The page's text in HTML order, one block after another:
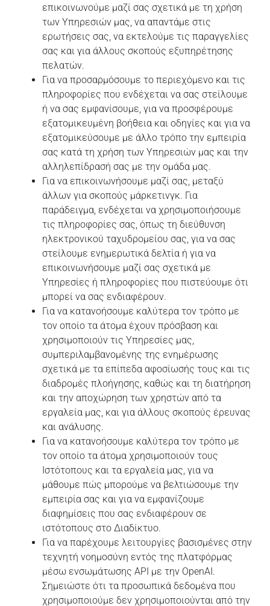
επικοινωνούμε μαζί σας σχετικά με τη χρήση
των Υπηρεσιών μας, να απαντάμε στις
ερωτήσεις σας, να εκτελούμε τις παραγγελίες
σας και για άλλους σκοπούς εξυπηρέτησης
πελατών.
Για να προσαρμόσουμε το περιεχόμενο και τις
πληροφορίες που ενδέχεται να σας στείλουμε
ή να σας εμφανίσουμε, για να προσφέρουμε
εξατομικευμένη βοήθεια και οδηγίες και για να
εξατομικεύσουμε με άλλο τρόπο την εμπειρία
σας κατά τη χρήση των Υπηρεσιών μας και την
αλληλεπίδρασή σας με την ομάδα μας.
Για να επικοινωνήσουμε μαζί σας, μεταξύ
άλλων για σκοπούς μάρκετινγκ. Για
παράδειγμα, ενδέχεται να χρησιμοποιήσουμε
τις πληροφορίες σας, όπως τη διεύθυνση
ηλεκτρονικού ταχυδρομείου σας, για να σας
στείλουμε ενημερωτικά δελτία ή για να
επικοινωνήσουμε μαζί σας σχετικά με
Υπηρεσίες ή πληροφορίες που πιστεύουμε ότι
μπορεί να σας ενδιαφέρουν.
Για να κατανοήσουμε καλύτερα τον τρόπο με
τον οποίο τα άτομα έχουν πρόσβαση και
χρησιμοποιούν τις Υπηρεσίες μας,
συμπεριλαμβανομένης της ενημέρωσης
σχετικά με τα επίπεδα αφοσίωσής τους και τις
διαδρομές πλοήγησης, καθώς και τη διατήρηση
και την αποχώρηση των χρηστών από τα
εργαλεία μας, και για άλλους σκοπούς έρευνας
και ανάλυσης.
Για να κατανοήσουμε καλύτερα τον τρόπο με
τον οποίο τα άτομα χρησιμοποιούν τους
Ιστότοπους και τα εργαλεία μας, για να
μάθουμε πώς μπορούμε να βελτιώσουμε την
εμπειρία σας και για να εμφανίζουμε
διαφημίσεις που σας ενδιαφέρουν σε
ιστότοπους στο Διαδίκτυο.
Για να παρέχουμε λειτουργίες βασισμένες στην
τεχνητή νοημοσύνη εντός της πλατφόρμας
μέσω ενσωμάτωσης API με την OpenAI.
Σημειώστε ότι τα προσωπικά δεδομένα που
χρησιμοποιούμε δεν χρησιμοποιούνται από την